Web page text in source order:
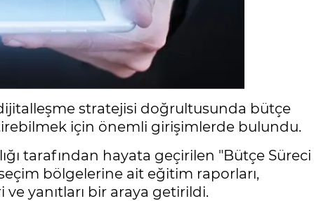
stratejisi doğrultusunda bütçe
için önemli girişimlerde bulundu.
tarafından hayata geçirilen "Bütçe Süreci
bölgelerine ait eğitim raporları,
yanıtları bir araya getirildi.